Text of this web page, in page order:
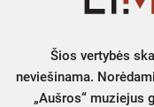
Šios vertybės
neviešinama.
„Aušros“ muziejus